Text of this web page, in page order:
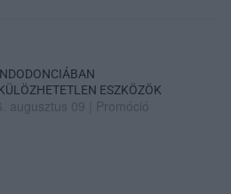
ESZKÖZÖK
augusztus 09 Promóció